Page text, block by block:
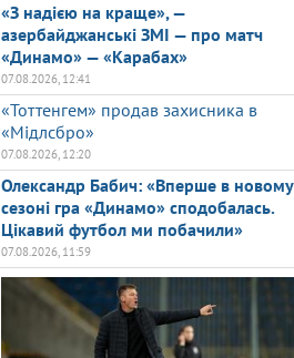
«З надією на краще», —
азербайджанські ЗМІ — про матч
«Динамо» — «Карабах»
07.08.2026, 12:41
«Тоттенгем» продав захисника в
«Мідлсбро»
07.08.2026, 12:20
Олександр Бабич: «Вперше в новому
сезоні гра «Динамо» сподобалась.
Цікавий футбол ми побачили»
07.08.2026, 11:59